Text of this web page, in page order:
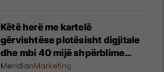
Këtë herë me kartelë
gërvishtëse plotësisht digjitale
dhe mbi 40 mijë shpërblime
instant!
MeridianMarketing